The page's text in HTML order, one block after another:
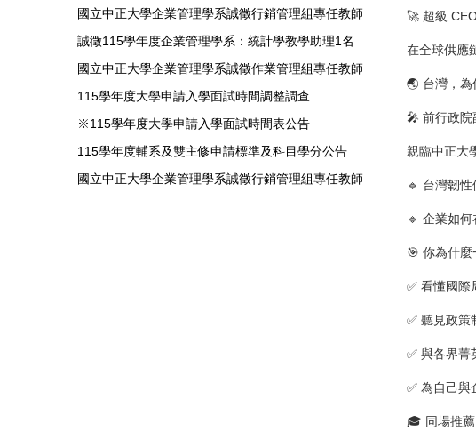
國立中正大學企業管理學系誠徵行銷管理組專任教師
誠徵115學年度企業管理學系：統計學教學助理1名
國立中正大學企業管理學系誠徵作業管理組專任教師
115學年度大學申請入學面試時間調整調查
※115學年度大學申請入學面試時間表公告
115學年度輔系及雙主修申請標準及科目學分公告
國立中正大學企業管理學系誠徵行銷管理組專任教師
🚀 超級
在全球供應
🌏 台灣，為
🎤 前行政
親臨中正大
🔹 台灣韌
🔹 企業如
🎯 你為什麼
✅ 看懂國際
✅ 聽見政策
✅ 與各界菁
✅ 為自己與
🎓 同場推